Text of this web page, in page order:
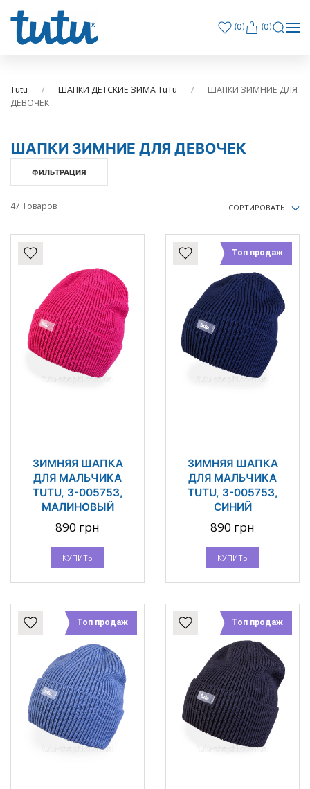
(0) (0)
Tutu ШАПКИ ДЕТСКИЕ ЗИМА TuTu
ШАПКИ ЗИМНИЕ ДЛЯ
ДЕВОЧЕК
ШАПКИ ЗИМНИЕ ДЛЯ ДЕВОЧЕК
ФИЛЬТРАЦИЯ
47 Товаров СОРТИРОВАТЬ:
ЗИМНЯЯ ШАПКА
ДЛЯ МАЛЬЧИКА
TUTU, 3-005753,
МАЛИНОВЫЙ
890 грн
КУПИТЬ
Топ продаж
ЗИМНЯЯ ШАПКА
ДЛЯ МАЛЬЧИКА
TUTU, 3-005753,
СИНИЙ
890 грн
КУПИТЬ
Топ продаж Топ продаж